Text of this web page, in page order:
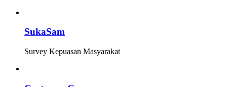
SukaSam
Survey Kepuasan Masyarakat